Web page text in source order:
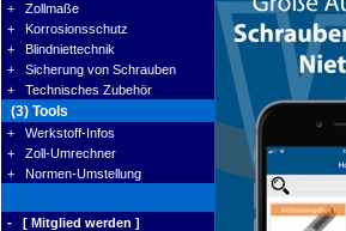
+ Zollmaße
+ Korrosionsschutz
+ Blindniettechnik
+ Sicherung von Schrauben
+ Technisches Zubehör
(3) Tools
+ Werkstoff-Infos
+ Zoll-Umrechner
+ Normen-Umstellung
- [ Mitglied werden ]